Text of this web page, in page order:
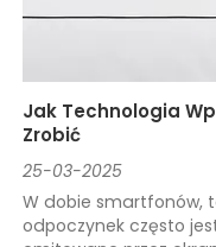
Jak Technologia
Zrobić
25-03-2025
W dobie smartfonów,
odpoczynek często